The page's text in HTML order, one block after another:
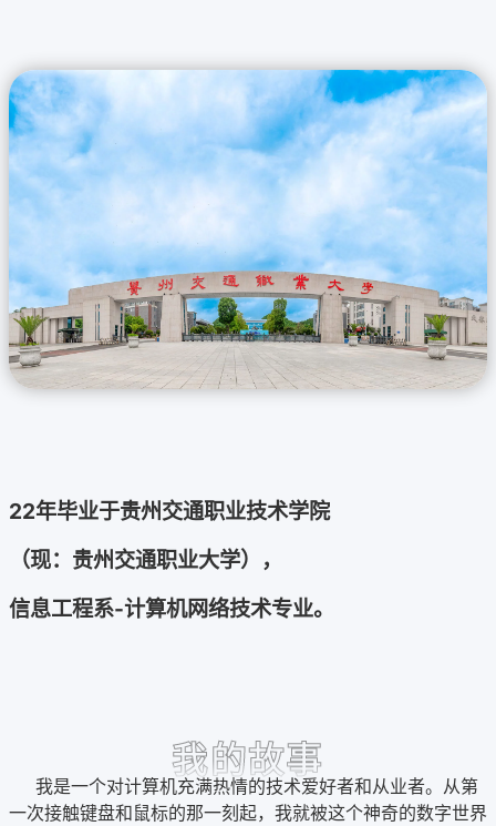
22年毕业于贵州交通职业技术学院
（现：贵州交通职业大学），
信息工程系-计算机网络技术专业。
我的故事
我是一个对计算机充满热情的技术爱好者和从业者。从第
一次接触键盘和鼠标的那一刻起，我就被这个神奇的数字世界